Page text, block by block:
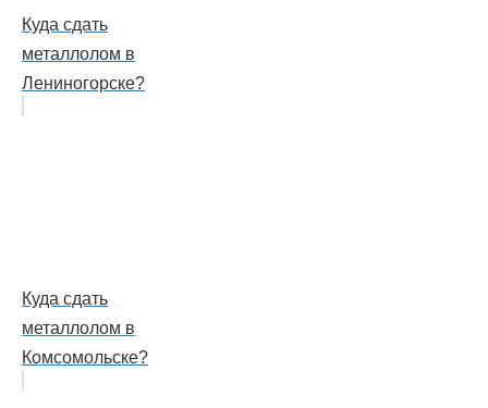
Куда сдать
металлолом в
Лениногорске?
Куда сдать
металлолом в
Комсомольске?